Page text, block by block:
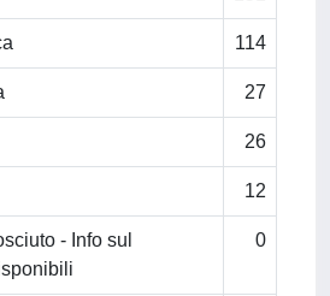
114
27
26
12
- Info sul
0